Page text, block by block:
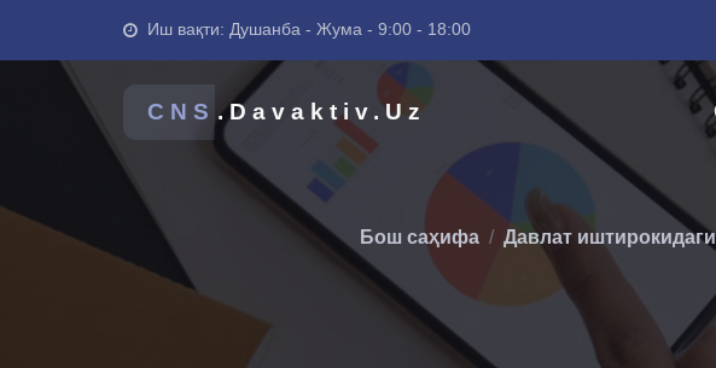
Иш вақти: Душанба - Жума - 9:00 - 18:00
CNS .Davaktiv.Uz
Бош саҳифа Давлат